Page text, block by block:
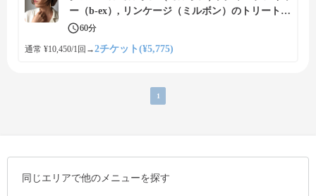
ー（b-ex）, リンケージ（ミルボン）のトリートメ
ントで内側から補修、美しい艶髪に
60分
通常 ¥10,450/1回 →2チケット(¥5,775)
1
同じエリアで他のメニューを探す